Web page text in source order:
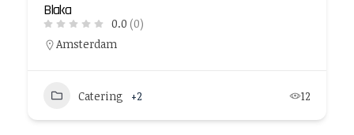
Blaka
0.0 (0)
Amsterdam
Catering +2 12